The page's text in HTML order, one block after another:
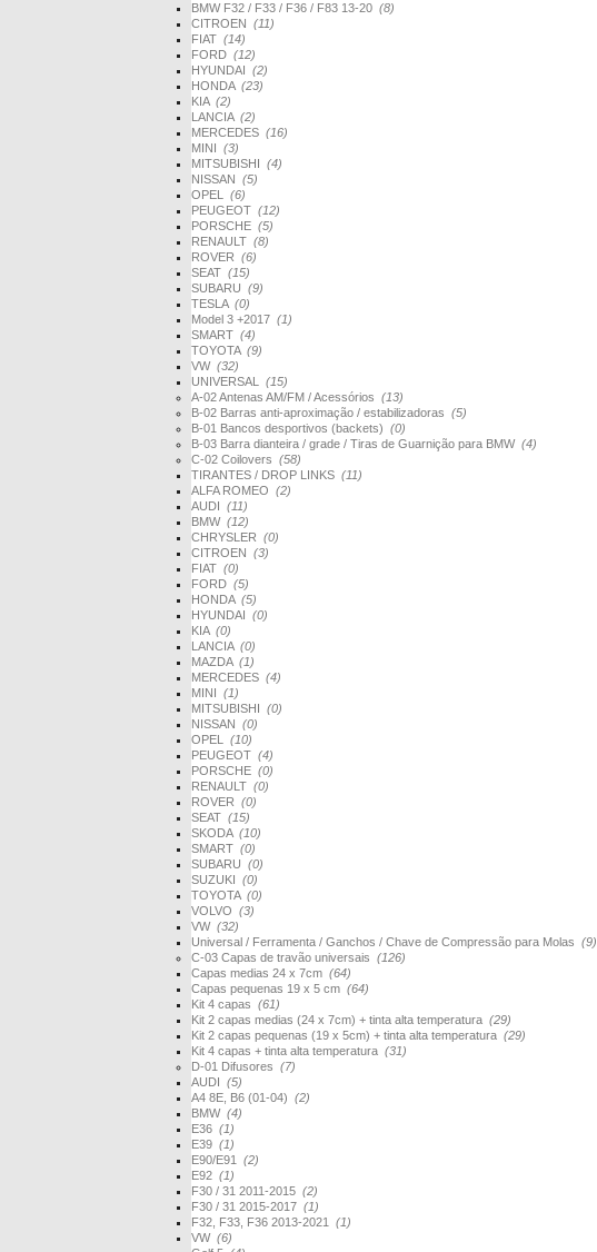
BMW F32 / F33 / F36 / F83 13-20 (8)
CITROEN (11)
FIAT (14)
FORD (12)
HYUNDAI (2)
HONDA (23)
KIA (2)
LANCIA (2)
MERCEDES (16)
MINI (3)
MITSUBISHI (4)
NISSAN (5)
OPEL (6)
PEUGEOT (12)
PORSCHE (5)
RENAULT (8)
ROVER (6)
SEAT (15)
SUBARU (9)
TESLA (0)
Model 3 +2017 (1)
SMART (4)
TOYOTA (9)
VW (32)
UNIVERSAL (15)
A-02 Antenas AM/FM / Acessórios (13)
B-02 Barras anti-aproximação / estabilizadoras (5)
B-01 Bancos desportivos (backets) (0)
B-03 Barra dianteira / grade / Tiras de Guarnição para BMW (4)
C-02 Coilovers (58)
TIRANTES / DROP LINKS (11)
ALFA ROMEO (2)
AUDI (11)
BMW (12)
CHRYSLER (0)
CITROEN (3)
FIAT (0)
FORD (5)
HONDA (5)
HYUNDAI (0)
KIA (0)
LANCIA (0)
MAZDA (1)
MERCEDES (4)
MINI (1)
MITSUBISHI (0)
NISSAN (0)
OPEL (10)
PEUGEOT (4)
PORSCHE (0)
RENAULT (0)
ROVER (0)
SEAT (15)
SKODA (10)
SMART (0)
SUBARU (0)
SUZUKI (0)
TOYOTA (0)
VOLVO (3)
VW (32)
Universal / Ferramenta / Ganchos / Chave de Compressão para Molas (9)
C-03 Capas de travão universais (126)
Capas medias 24 x 7cm (64)
Capas pequenas 19 x 5 cm (64)
Kit 4 capas (61)
Kit 2 capas medias (24 x 7cm) + tinta alta temperatura (29)
Kit 2 capas pequenas (19 x 5cm) + tinta alta temperatura (29)
Kit 4 capas + tinta alta temperatura (31)
D-01 Difusores (7)
AUDI (5)
A4 8E, B6 (01-04) (2)
BMW (4)
E36 (1)
E39 (1)
E90/E91 (2)
E92 (1)
F30 / 31 2011-2015 (2)
F30 / 31 2015-2017 (1)
F32, F33, F36 2013-2021 (1)
VW (6)